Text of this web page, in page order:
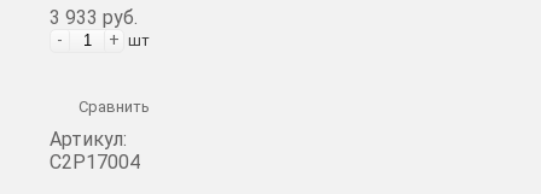
3 933 руб.
- + шт
Сравнить
Артикул:
C2P17004